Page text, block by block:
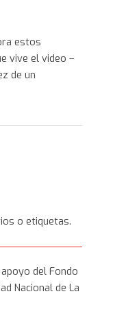
estos
vive el video –
de un
o etiquetas.
del Fondo
Nacional de La